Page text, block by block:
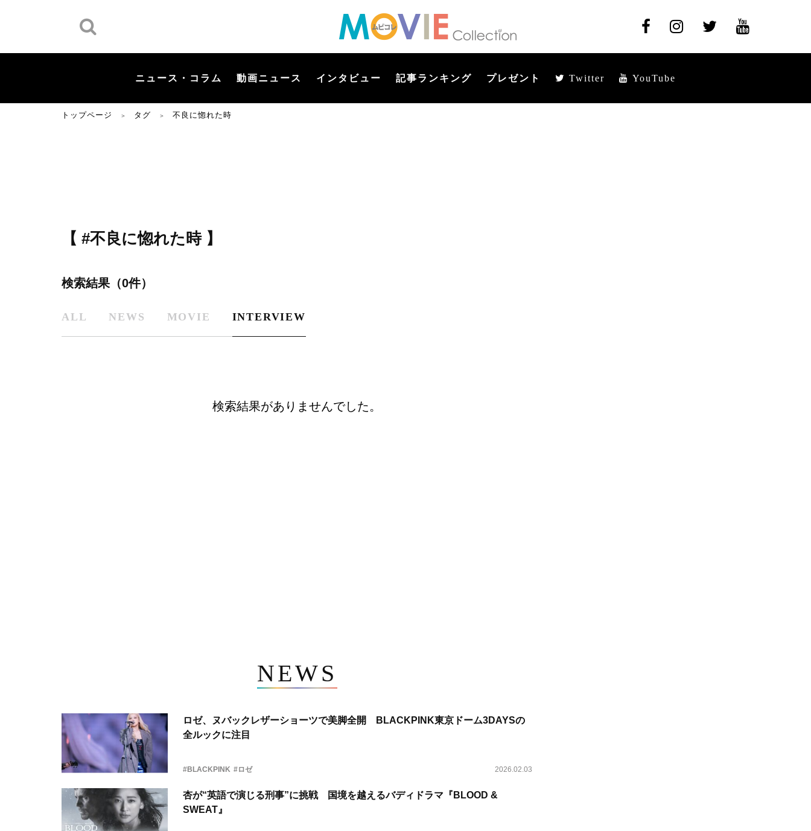
ニュース・コラム 動画ニュース インタビュー 記事ランキング プレゼント Twitter YouTube
トップページ ＞ タグ ＞ 不良に惚れた時
【 #不良に惚れた時 】
検索結果（0件）
ALL NEWS MOVIE INTERVIEW
検索結果がありませんでした。
NEWS
ロゼ、ヌバックレザーショーツで美脚全開 BLACKPINK東京ドーム3DAYSの
全ルックに注目
#BLACKPINK #ロゼ 2026.02.03
杏が“英語で演じる刑事”に挑戦 国境を越えるバディドラマ『BLOOD &
SWEAT』